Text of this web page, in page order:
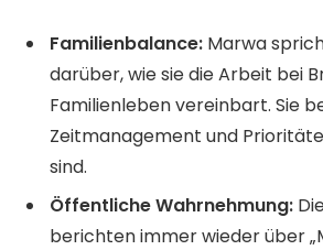
Familienbalance: Marwa
darüber, wie sie die Arbeit bei
Familienleben vereinbart. Sie
Zeitmanagement und
sind.
Öffentliche Wahrnehmung:
berichten immer wieder über